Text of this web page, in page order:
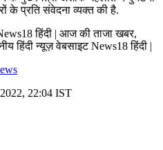
के प्रति संवेदना व्यक्त की है.
हिंदी | आज की ताजा खबर,
हिंदी न्यूज़ वेबसाइट News18 हिंदी |
22:04 IST